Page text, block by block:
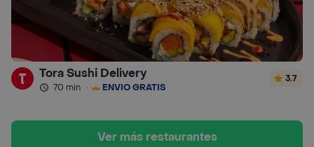
Tora Sushi Delivery
70 min · ENVÍO GRATIS
3.7
Ver más restaurantes